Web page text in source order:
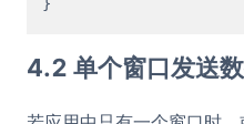
4.2 单个窗口发送